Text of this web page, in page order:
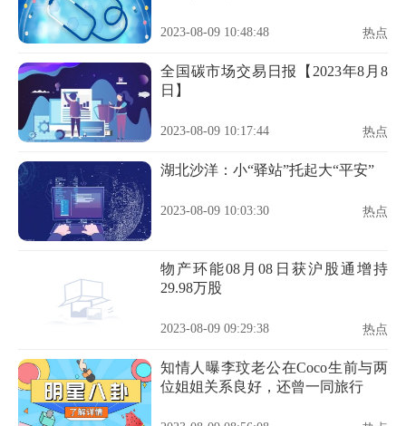
2023-08-09 10:48:48 热点
全国碳市场交易日报【2023年8月8
日】
2023-08-09 10:17:44 热点
湖北沙洋：小“驿站”托起大“平安”
2023-08-09 10:03:30 热点
物产环能08月08日获沪股通增持
29.98万股
2023-08-09 09:29:38 热点
知情人曝李玟老公在Coco生前与两
位姐姐关系良好，还曾一同旅行